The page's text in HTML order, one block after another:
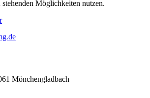
Möglichkeiten nutzen.
Mönchengladbach